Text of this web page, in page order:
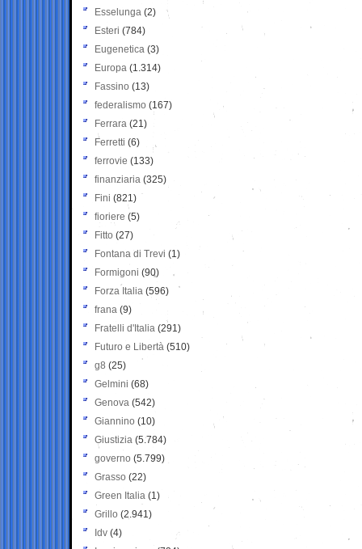
Esselunga (2)
Esteri (784)
Eugenetica (3)
Europa (1.314)
Fassino (13)
federalismo (167)
Ferrara (21)
Ferretti (6)
ferrovie (133)
finanziaria (325)
Fini (821)
fioriere (5)
Fitto (27)
Fontana di Trevi (1)
Formigoni (90)
Forza Italia (596)
frana (9)
Fratelli d'Italia (291)
Futuro e Libertà (510)
g8 (25)
Gelmini (68)
Genova (542)
Giannino (10)
Giustizia (5.784)
governo (5.799)
Grasso (22)
Green Italia (1)
Grillo (2.941)
Idv (4)